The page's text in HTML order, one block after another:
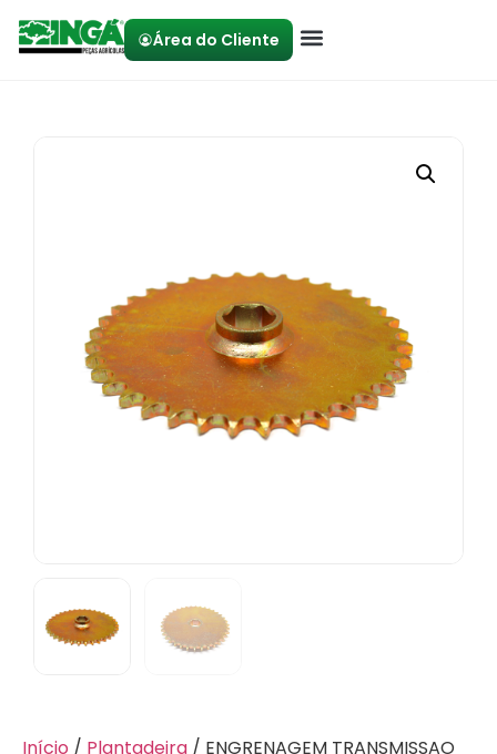
Área do Cliente
Início / Plantadeira / ENGRENAGEM TRANSMISSAO